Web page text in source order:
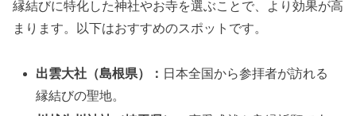
縁結びに特化した神社やお寺を選ぶことで、より効果が高
まります。以下はおすすめのスポットです。
出雲大社（島根県）： 日本全国から参拝者が訪れる
縁結びの聖地。